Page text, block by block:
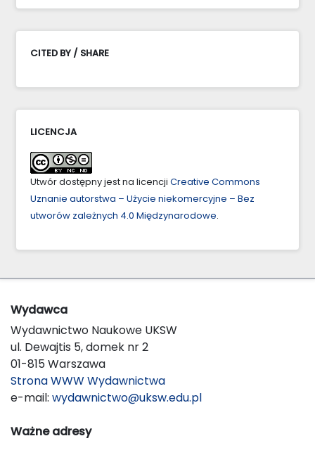
CITED BY / SHARE
LICENCJA
Utwór dostępny jest na licencji Creative Commons
Uznanie autorstwa – Użycie niekomercyjne – Bez
utworów zależnych 4.0 Międzynarodowe.
Wydawca
Wydawnictwo Naukowe UKSW
ul. Dewajtis 5, domek nr 2
01-815 Warszawa
Strona WWW Wydawnictwa
e-mail: wydawnictwo@uksw.edu.pl
Ważne adresy